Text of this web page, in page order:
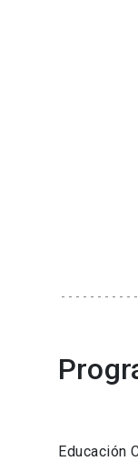
Educación